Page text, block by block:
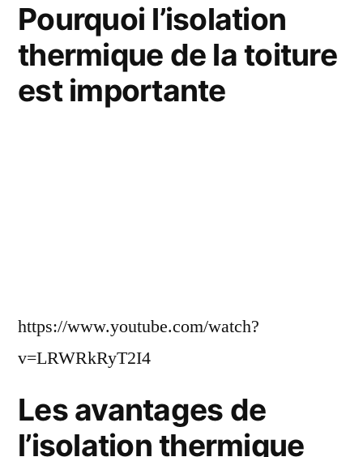
meilleure
thermique
de
Pourquoi l’isolation
thermique de la toiture
est importante
https://www.youtube.com/watch?
v=LRWRkRyT2I4
Les avantages de
l’isolation thermique